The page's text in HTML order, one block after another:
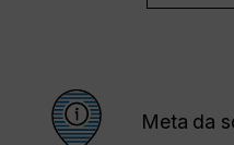
Meta da